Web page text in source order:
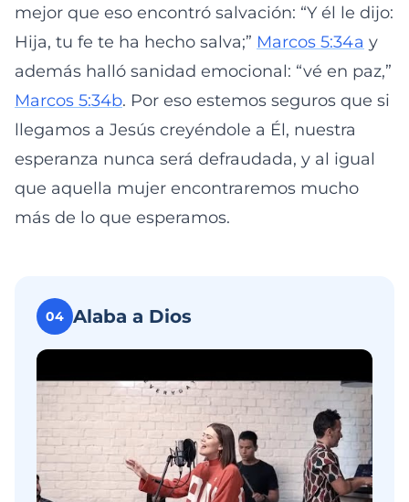
mejor que eso encontró salvación: “Y él le dijo:
Hija, tu fe te ha hecho salva;” Marcos 5:34a y
además halló sanidad emocional: “vé en paz,”
Marcos 5:34b. Por eso estemos seguros que si
llegamos a Jesús creyéndole a Él, nuestra
esperanza nunca será defraudada, y al igual
que aquella mujer encontraremos mucho
más de lo que esperamos.
04 Alaba a Dios